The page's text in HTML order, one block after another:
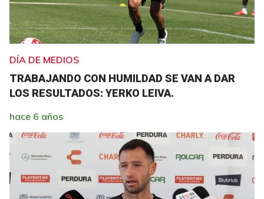
DÍA DE MEDIOS
TRABAJANDO CON HUMILDAD SE VAN A DAR
LOS RESULTADOS: YERKO LEIVA.
hace 6 años